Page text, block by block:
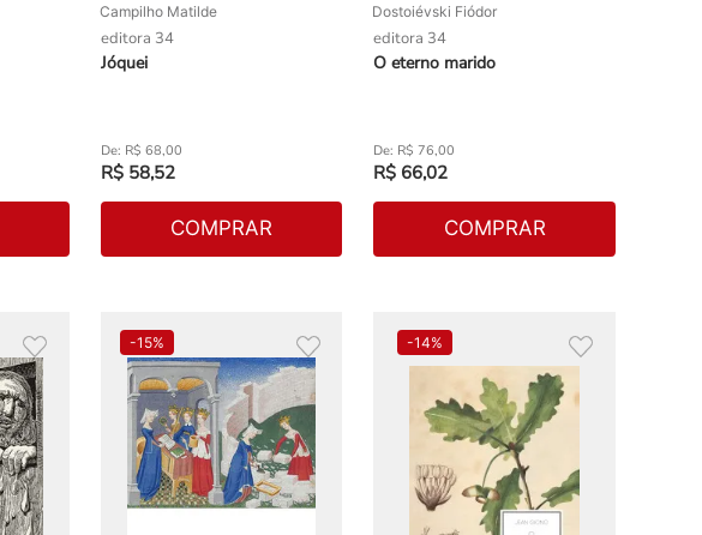
Campilho Matilde
editora 34
Jóquei
R$ 68,00
R$ 58,52
COMPRAR
Dostoiévski Fiódor
editora 34
O eterno marido
R$ 76,00
R$ 66,02
COMPRAR
-15% -14%